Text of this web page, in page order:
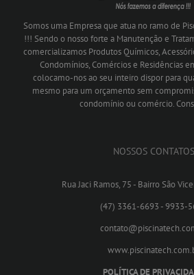
Somos uma Empresa que atua no ramo de
!!! Sendo o nosso forte a Manutenção e
comercializamos Produtos Químicos,
Condomínios, Comércios e Residências
colocamo-nos ao seu inteiro dispor para
mesmo para um orçamento sem
condomínio ou comércio.
NOSSOS CONTATOS
Rua Jaci Ramos, 75 - Bairro São
(47) 3361-6693 - 9933-
POLÍTICA DE